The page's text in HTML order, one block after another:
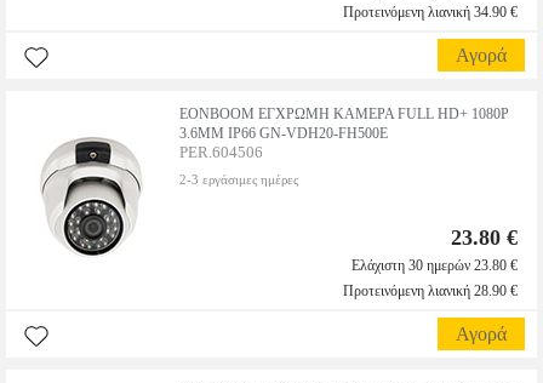
Προτεινόμενη λιανική 34.90 €
Αγορά
EONBOOM ΕΓΧΡΩΜΗ ΚΑΜΕΡΑ FULL HD+ 1080P
3.6MM IP66 GN-VDH20-FH500E
PER.604506
2-3 εργάσιμες ημέρες
23.80 €
Ελάχιστη 30 ημερών 23.80 €
Προτεινόμενη λιανική 28.90 €
Αγορά